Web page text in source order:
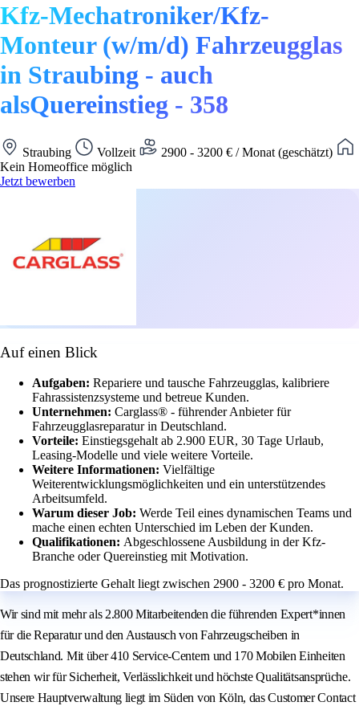
Kfz-Mechatroniker/Kfz-
Monteur (w/m/d) Fahrzeugglas
in Straubing - auch
alsQuereinstieg - 358
Straubing Vollzeit
2900 - 3200 € / Monat (geschätzt)
Kein Homeoffice möglich
Jetzt bewerben
Auf einen Blick
Aufgaben: Repariere und tausche Fahrzeugglas, kalibriere
Fahrassistenzsysteme und betreue Kunden.
Unternehmen: Carglass® - führender Anbieter für
Fahrzeugglasreparatur in Deutschland.
Vorteile: Einstiegsgehalt ab 2.900 EUR, 30 Tage Urlaub,
Leasing-Modelle und viele weitere Vorteile.
Weitere Informationen: Vielfältige
Weiterentwicklungsmöglichkeiten und ein unterstützendes
Arbeitsumfeld.
Warum dieser Job: Werde Teil eines dynamischen Teams und
mache einen echten Unterschied im Leben der Kunden.
Qualifikationen: Abgeschlossene Ausbildung in der Kfz-
Branche oder Quereinstieg mit Motivation.
Das prognostizierte Gehalt liegt zwischen 2900 - 3200 € pro Monat.
Wir sind mit mehr als 2.800 Mitarbeitenden die führenden Expert*innen
für die Reparatur und den Austausch von Fahrzeugscheiben in
Deutschland. Mit über 410 Service-Centern und 170 Mobilen Einheiten
stehen wir für Sicherheit, Verlässlichkeit und höchste Qualitätsansprüche.
Unsere Hauptverwaltung liegt im Süden von Köln, das Customer Contact